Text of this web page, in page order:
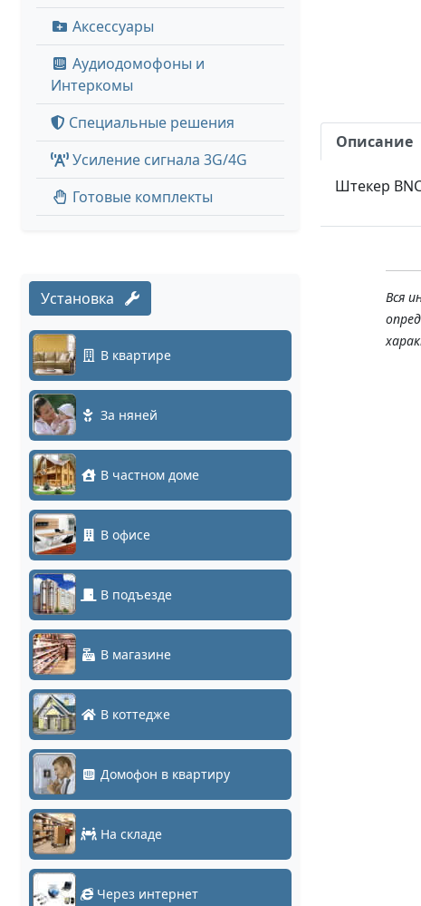
Аксессуары
Аудиодомофоны и
Интеркомы
Специальные решения
Усиление сигнала 3G/4G
Готовые комплекты
Установка
В квартире
За няней
В частном доме
В офисе
В подъезде
В магазине
В коттедже
Домофон в квартиру
На складе
Через интернет
Описание
Штекер
Вся